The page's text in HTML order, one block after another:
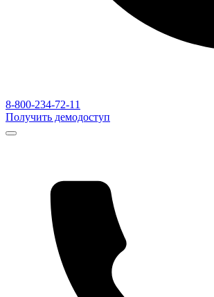
8-800-234-72-11
Получить демодоступ